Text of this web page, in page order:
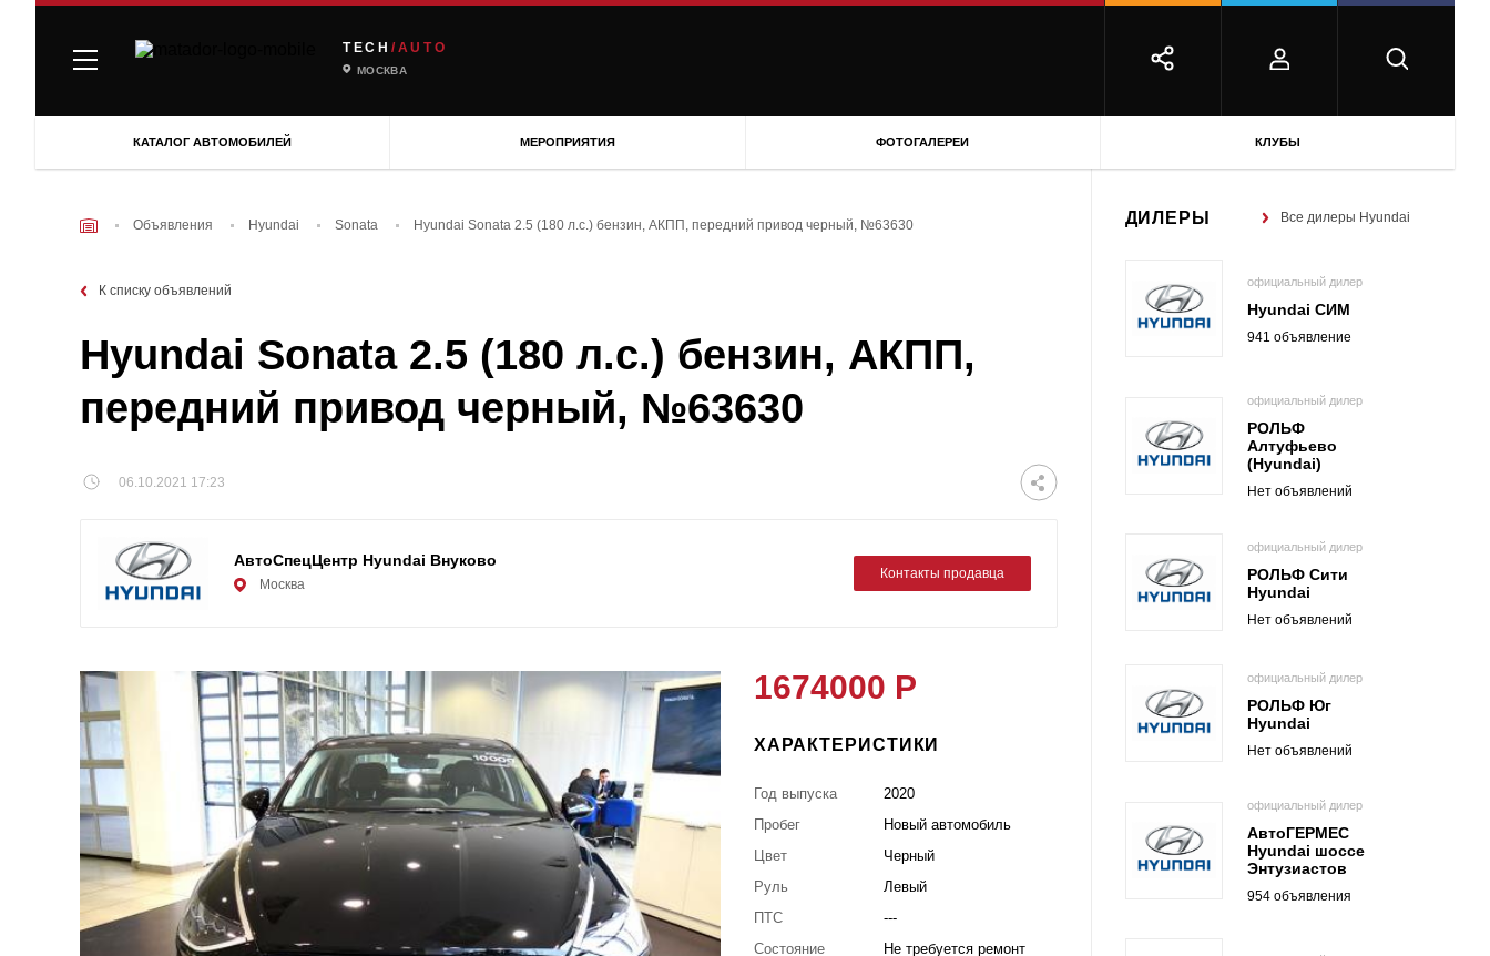
TECH /AUTO
МОСКВА
КАТАЛОГ АВТОМОБИЛЕЙ МЕРОПРИЯТИЯ ФОТОГАЛЕРЕИ КЛУБЫ
Объявления Hyundai Sonata Hyundai Sonata 2.5 (180 л.с.) бензин, АКПП, передний привод черный, №63630
К списку объявлений
Hyundai Sonata 2.5 (180 л.с.) бензин, АКПП,
передний привод черный, №63630
06.10.2021 17:23
АвтоСпецЦентр Hyundai Внуково
Москва
Контакты продавца
1674000 Р
ХАРАКТЕРИСТИКИ
Год выпуска
2020
Пробег
Новый автомобиль
Цвет
Черный
Руль
Левый
ПТС
---
Состояние
Не требуется ремонт
ДИЛЕРЫ Все дилеры Hyundai
официальный дилер
Hyundai СИМ
941 объявление
официальный дилер
РОЛЬФ
Алтуфьево
(Hyundai)
Нет объявлений
официальный дилер
РОЛЬФ Сити
Hyundai
Нет объявлений
официальный дилер
РОЛЬФ Юг
Hyundai
Нет объявлений
официальный дилер
АвтоГЕРМЕС
Hyundai шоссе
Энтузиастов
954 объявления